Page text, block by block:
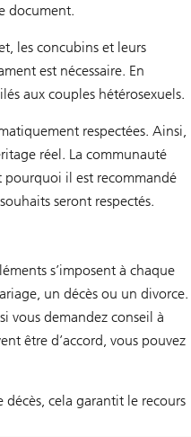
document.
les concubins et leurs
est nécessaire. En
aux couples hétérosexuels.
respectées. Ainsi,
réel. La communauté
pourquoi il est recommandé
seront respectés.
s’imposent à chaque
un décès ou un divorce.
vous demandez conseil à
être d’accord, vous pouvez
cela garantit le recours